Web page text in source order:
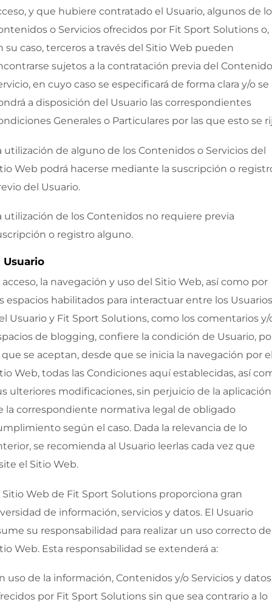
y que hubiere contratado el Usuario, algunos de
o Servicios ofrecidos por Fit Sport Solutions o,
su caso, terceros a través del Sitio Web pueden
sujetos a la contratación previa del
en cuyo caso se especificará de forma clara y/o se
a disposición del Usuario las correspondientes
Generales o Particulares por las que esto se
utilización de alguno de los Contenidos o Servicios del
Web podrá hacerse mediante la suscripción o
del Usuario.
utilización de los Contenidos no requiere previa
o registro alguno.
Usuario
acceso, la navegación y uso del Sitio Web, así como por
espacios habilitados para interactuar entre los
Usuario y Fit Sport Solutions, como los comentarios y/
de blogging, confiere la condición de Usuario,
que se aceptan, desde que se inicia la navegación por
Web, todas las Condiciones aquí establecidas, así
ulteriores modificaciones, sin perjuicio de la aplicación
la correspondiente normativa legal de obligado
según el caso. Dada la relevancia de lo
se recomienda al Usuario leerlas cada vez que
el Sitio Web.
Sitio Web de Fit Sport Solutions proporciona gran
de información, servicios y datos. El Usuario
su responsabilidad para realizar un uso correcto
Web. Esta responsabilidad se extenderá a:
uso de la información, Contenidos y/o Servicios y datos
por Fit Sport Solutions sin que sea contrario a lo